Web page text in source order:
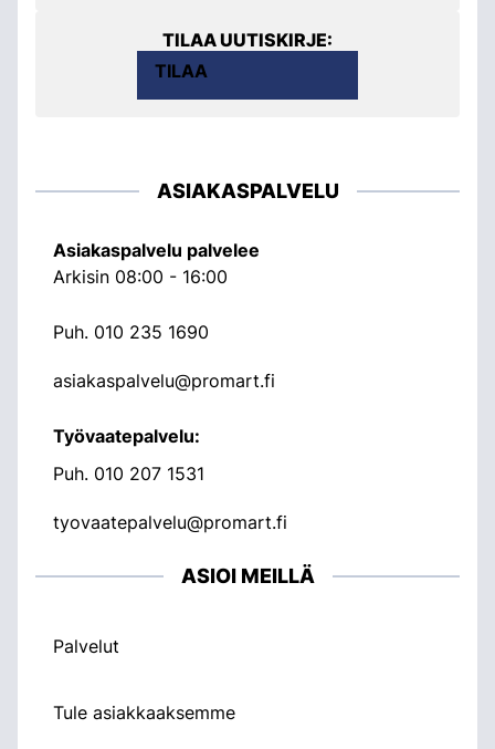
TILAA UUTISKIRJE:
TILAA
ASIAKASPALVELU
Asiakaspalvelu palvelee
Arkisin 08:00 - 16:00
Puh. 010 235 1690
asiakaspalvelu@promart.fi
Työvaatepalvelu:
Puh. 010 207 1531
tyovaatepalvelu@promart.fi
ASIOI MEILLÄ
Palvelut
Tule asiakkaaksemme